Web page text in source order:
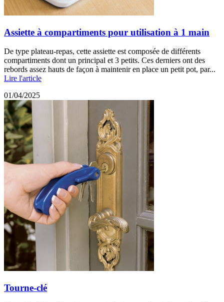
Assiette à compartiments pour utilisation à 1 main
De type plateau-repas, cette assiette est composée de différents
compartiments dont un principal et 3 petits. Ces derniers ont des
rebords assez hauts de façon à maintenir en place un petit pot, par...
Lire l'article
01/04/2025
Tourne-clé